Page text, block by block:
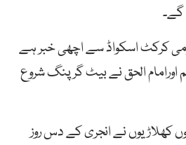
گے۔
کرکٹ اسکواڈ سے اچھی خبر ہے
اورامام الحق نے بیٹ گرپنگ شروع
کھلاڑیوں نے انجری کے دس روز